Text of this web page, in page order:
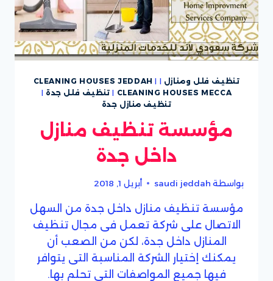
تنظيف فلل ومنازل |
CLEANING HOUSES JEDDAH |
CLEANING HOUSES MECCA
| تنظيف فلل جدة |
تنظيف منازل جدة
مؤسسة تنظيف منازل
داخل جدة
بواسطة saudi jeddah أبريل 1, 2018
مؤسسة تنظيف منازل داخل جدة من السهل
الاتصال على شركة تعمل فى مجال تنظيف
المنازل داخل جدة، لكن من الصعب أن
يمكنك إختيار الشركة المناسبة التى يتوافر
فيها جميع المواصفات التي تحلم بها.